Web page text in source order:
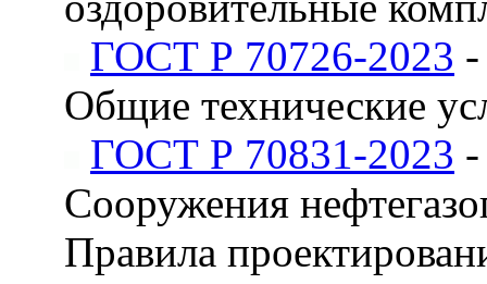
ГОСТ Р 70726-2023
Общие технические
ГОСТ Р 70831-2023
Сооружения
Правила